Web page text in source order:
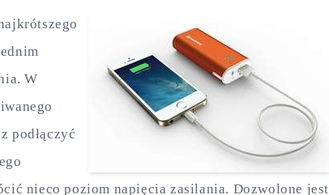
W
podłączyć
nieco poziom napięcia zasilania. Dozwolone jest